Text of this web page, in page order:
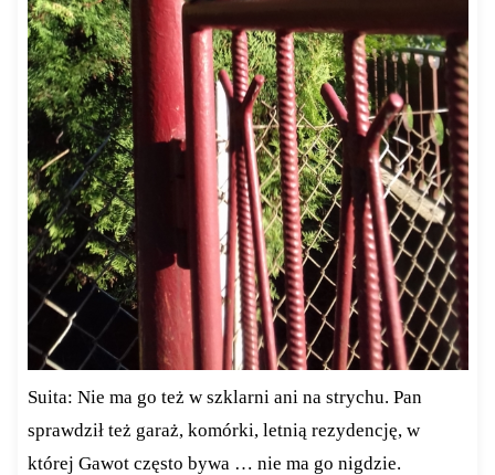
Suita: Nie ma go też w szklarni ani na strychu. Pan
sprawdził też garaż, komórki, letnią rezydencję, w
której Gawot często bywa … nie ma go nigdzie.